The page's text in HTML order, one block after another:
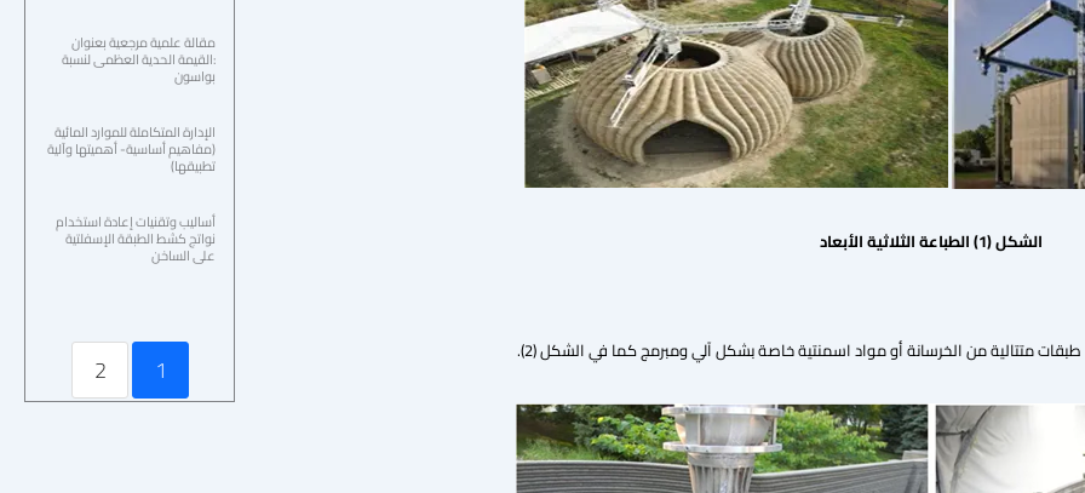
الشكل (1) الطباعة الثلاثية الأبعاد
طبقات متتالية من الخرسانة أو مواد اسمنتية خاصة بشكل آلي ومبرمج كما في الشكل (2).
مقالة علمية مرجعية بعنوان
:القيمة الحدية العظمى لنسبة
بواسون ‏
الإدارة المتكاملة للموارد المائية
(مفاهيم أساسية- أهميتها وآلية
تطبيقها)
أساليب وتقنيات إعادة استخدام
نواتج كشط الطبقة الإسفلتية
على الساخن
1
2